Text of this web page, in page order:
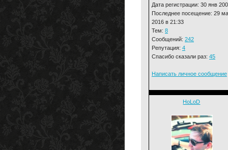
Дата регистрации: 30 янв
Последнее посещение: 29
2016 в 21:33
Тем: 8
Сообщений: 242
Репутация: 4
Спасибо сказали раз: 45
Написать личное сообщение
HoLoD